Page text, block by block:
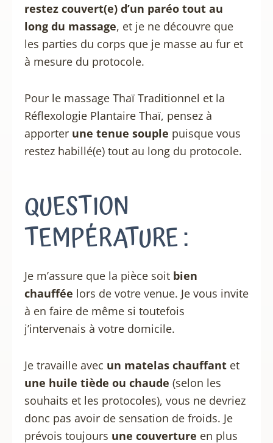
restez couvert(e) d’un paréo tout au
long du massage, et je ne découvre que
les parties du corps que je masse au fur et
à mesure du protocole.
Pour le massage Thaï Traditionnel et la
Réflexologie Plantaire Thaï, pensez à
apporter une tenue souple puisque vous
restez habillé(e) tout au long du protocole.
QUESTION
TEMPÉRATURE :
Je m’assure que la pièce soit bien
chauffée lors de votre venue. Je vous invite
à en faire de même si toutefois
j’intervenais à votre domicile.
Je travaille avec un matelas chauffant et
une huile tiède ou chaude (selon les
souhaits et les protocoles), vous ne devriez
donc pas avoir de sensation de froids. Je
prévois toujours une couverture en plus